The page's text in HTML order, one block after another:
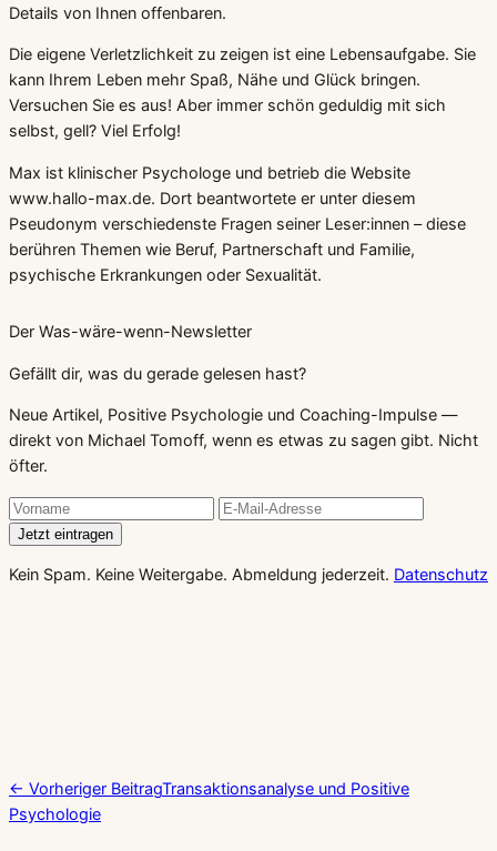
Details von Ihnen offenbaren.
Die eigene Verletzlichkeit zu zeigen ist eine Lebensaufgabe. Sie
kann Ihrem Leben mehr Spaß, Nähe und Glück bringen.
Versuchen Sie es aus! Aber immer schön geduldig mit sich
selbst, gell? Viel Erfolg!
Max ist klinischer Psychologe und betrieb die Website
www.hallo-max.de. Dort beantwortete er unter diesem
Pseudonym verschiedenste Fragen seiner Leser:innen – diese
berühren Themen wie Beruf, Partnerschaft und Familie,
psychische Erkrankungen oder Sexualität.
Der Was-wäre-wenn-Newsletter
Gefällt dir, was du gerade gelesen hast?
Neue Artikel, Positive Psychologie und Coaching-Impulse —
direkt von Michael Tomoff, wenn es etwas zu sagen gibt. Nicht
öfter.
Jetzt eintragen
Kein Spam. Keine Weitergabe. Abmeldung jederzeit. Datenschutz
← Vorheriger BeitragTransaktionsanalyse und Positive
Psychologie